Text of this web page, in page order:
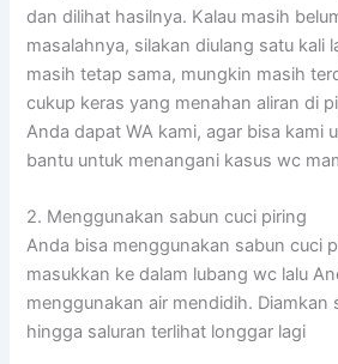
dan dilihat hasilnya. Kalau masih
masalahnya, silakan diulang satu kali
masih tetap sama, mungkin masih
cukup keras yang menahan aliran di
Anda dapat WA kami, agar bisa kami
bantu untuk menangani kasus wc
2. Menggunakan sabun cuci piring
Anda bisa menggunakan sabun cuci
masukkan ke dalam lubang wc lalu
menggunakan air mendidih. Diamkan
hingga saluran terlihat longgar lagi